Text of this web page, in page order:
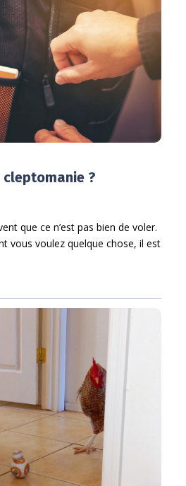
cleptomanie ?
que ce n’est pas bien de voler.
vous voulez quelque chose, il est